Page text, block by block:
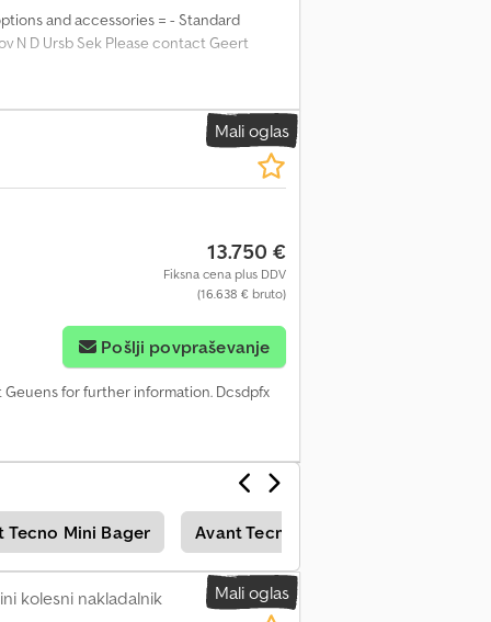
and accessories = - Standard
N D Ursb Sek Please contact Geert
Mali oglas
13.750 €
Fiksna cena plus DDV
(16.638 € bruto)
Pošlji povpraševanje
for further information. Dcsdpfx
Tecno Mini Bager Avant Tecno Kolesni Nakladalnik
Mali oglas
kolesni nakladalnik